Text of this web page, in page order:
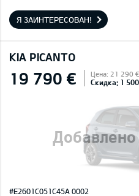
Я ЗАИНТЕРЕСОВАН!
KIA PICANTO
Добавлено
19 790 € Цена: 21 290 €
Скидка: 1
#E2601C051C45A 0002